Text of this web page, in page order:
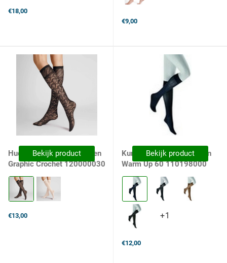
€18,00
€9,00
Hudson Dames Kniekousen
Graphic Crochet 120000030
Kleur:
0005
Black
€13,00
Bekijk product
Kunert Dames Kniekousen
Warm Up 60 110198000
Kleur:
880
Marine
selected
+1
€12,00
Bekijk product